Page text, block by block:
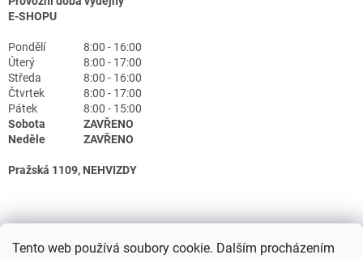
Tento web používá soubory cookie. Dalším procházením
E-SHOPU
Pondělí
8:00 - 16:00
Úterý
8:00 - 17:00
Středa
8:00 - 16:00
Čtvrtek
8:00 - 17:00
Pátek
8:00 - 15:00
Sobota
ZAVŘENO
Neděle
ZAVŘENO
Pražská 1109, NEHVIZDY